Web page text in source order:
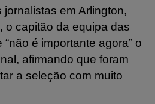
em Arlington,
o capitão da equipa das
“não é importante agora” o
afirmando que foram
a seleção com muito